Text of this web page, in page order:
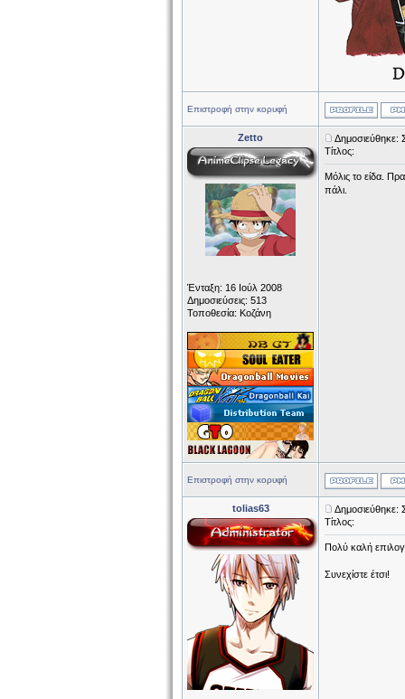
Επιστροφή στην κορυφή
Zetto
Ένταξη: 16 Ιούλ 2008
Δημοσιεύσεις: 513
Τοποθεσία: Κοζάνη
Δημοσιεύθηκε:
Τίτλος:
Μόλις το είδα.
πάλι.
Επιστροφή στην κορυφή
tolias63
Δημοσιεύθηκε:
Τίτλος:
Πολύ καλή
Συνεχίστε έτσι!